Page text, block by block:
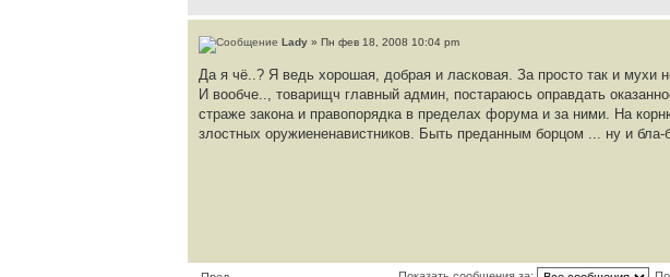
Lady » Пн фев 18, 2008 10:04 pm
Да я чё..? Я ведь хорошая, добрая и ласковая. За просто так и мухи
И вообче.., товарищч главный админ, постараюсь оправдать
страже закона и правопорядка в пределах форума и за ними. На
злостных оружиененавистников. Быть преданным борцом ... ну и бла-